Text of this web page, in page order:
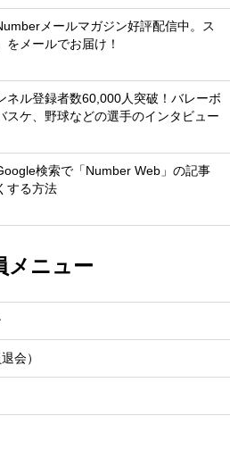
メールマガジン好評配信中。ス
をメールでお届け！
ネル登録者数60,000人突破！バレーボ
スケ、野球などの選手のインタビュー
検索で「Number Web」の記事
する方法
メニュー
会）